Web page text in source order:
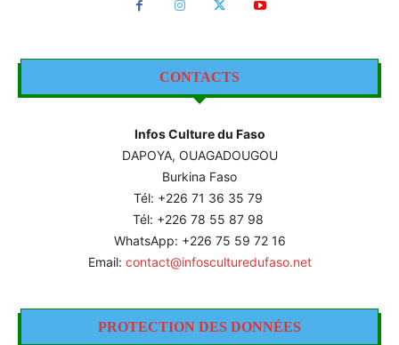
CONTACTS
Infos Culture du Faso
DAPOYA, OUAGADOUGOU
Burkina Faso
Tél: +226 71 36 35 79
Tél: +226 78 55 87 98
WhatsApp: +226 75 59 72 16
Email: contact@infosculturedufaso.net
PROTECTION DES DONNÉES